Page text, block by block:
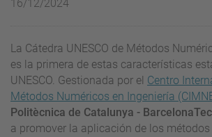
16/12/2024
La Cátedra UNESCO de Métodos
es la primera de estas características
UNESCO. Gestionada por el Centro
Métodos Numéricos en Ingeniería
Politècnica de Catalunya -
a promover la aplicación de los